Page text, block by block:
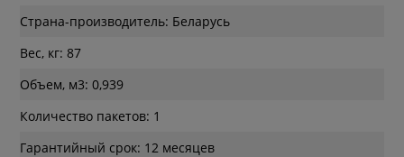
Страна-производитель: Беларусь
Вес, кг: 87
Объем, м3: 0,939
Количество пакетов: 1
Гарантийный срок: 12 месяцев